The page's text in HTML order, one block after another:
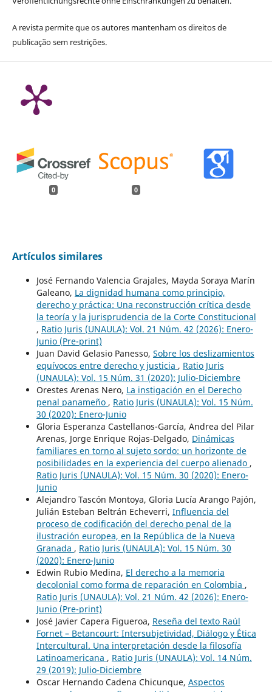
A revista permite que os autores mantenham os direitos de
publicação sem restrições.
0 0
Artículos similares
José Fernando Valencia Grajales, Mayda Soraya Marín
Galeano, La dignidad humana como principio,
derecho y práctica: Una reconstrucción crítica desde
la teoría y la jurisprudencia de la Corte Constitucional
, Ratio Juris (UNAULA): Vol. 21 Núm. 42 (2026): Enero-
Junio (Pre-print)
Juan David Gelasio Panesso, Sobre los deslizamientos
equívocos entre derecho y justicia , Ratio Juris
(UNAULA): Vol. 15 Núm. 31 (2020): Julio-Diciembre
Orestes Arenas Nero, La instigación en el Derecho
penal panameño , Ratio Juris (UNAULA): Vol. 15 Núm.
30 (2020): Enero-Junio
Gloria Esperanza Castellanos-García, Andrea del Pilar
Arenas, Jorge Enrique Rojas-Delgado, Dinámicas
familiares en torno al sujeto sordo: un horizonte de
posibilidades en la experiencia del cuerpo alienado ,
Ratio Juris (UNAULA): Vol. 15 Núm. 30 (2020): Enero-
Junio
Alejandro Tascón Montoya, Gloria Lucía Arango Pajón,
Julián Esteban Beltrán Echeverri, Influencia del
proceso de codificación del derecho penal de la
ilustración europea, en la República de la Nueva
Granada , Ratio Juris (UNAULA): Vol. 15 Núm. 30
(2020): Enero-Junio
Edwin Rubio Medina, El derecho a la memoria
decolonial como forma de reparación en Colombia ,
Ratio Juris (UNAULA): Vol. 21 Núm. 42 (2026): Enero-
Junio (Pre-print)
José Javier Capera Figueroa, Reseña del texto Raúl
Fornet – Betancourt: Intersubjetividad, Diálogo y Ética
Intercultural. Una interpretación desde la filosofía
Latinoamericana , Ratio Juris (UNAULA): Vol. 14 Núm.
29 (2019): Julio-Diciembre
Oscar Hernando Cadena Chicunque, Aspectos